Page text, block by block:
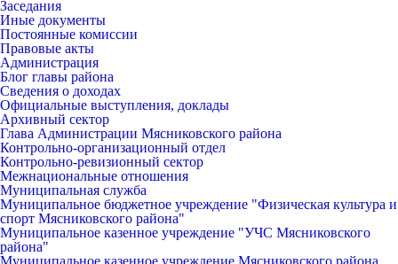
Заседания
Иные документы
Постоянные комиссии
Правовые акты
Администрация
Блог главы района
Сведения о доходах
Официальные выступления, доклады
Архивный сектор
Глава Администрации Мясниковского района
Контрольно-организационный отдел
Контрольно-ревизионный сектор
Межнациональные отношения
Муниципальная служба
Муниципальное бюджетное учреждение "Физическая культура и
спорт Мясниковского района"
Муниципальное казенное учреждение "УЧС Мясниковского
района"
Муниципальное казенное учреждение Мясниковского района